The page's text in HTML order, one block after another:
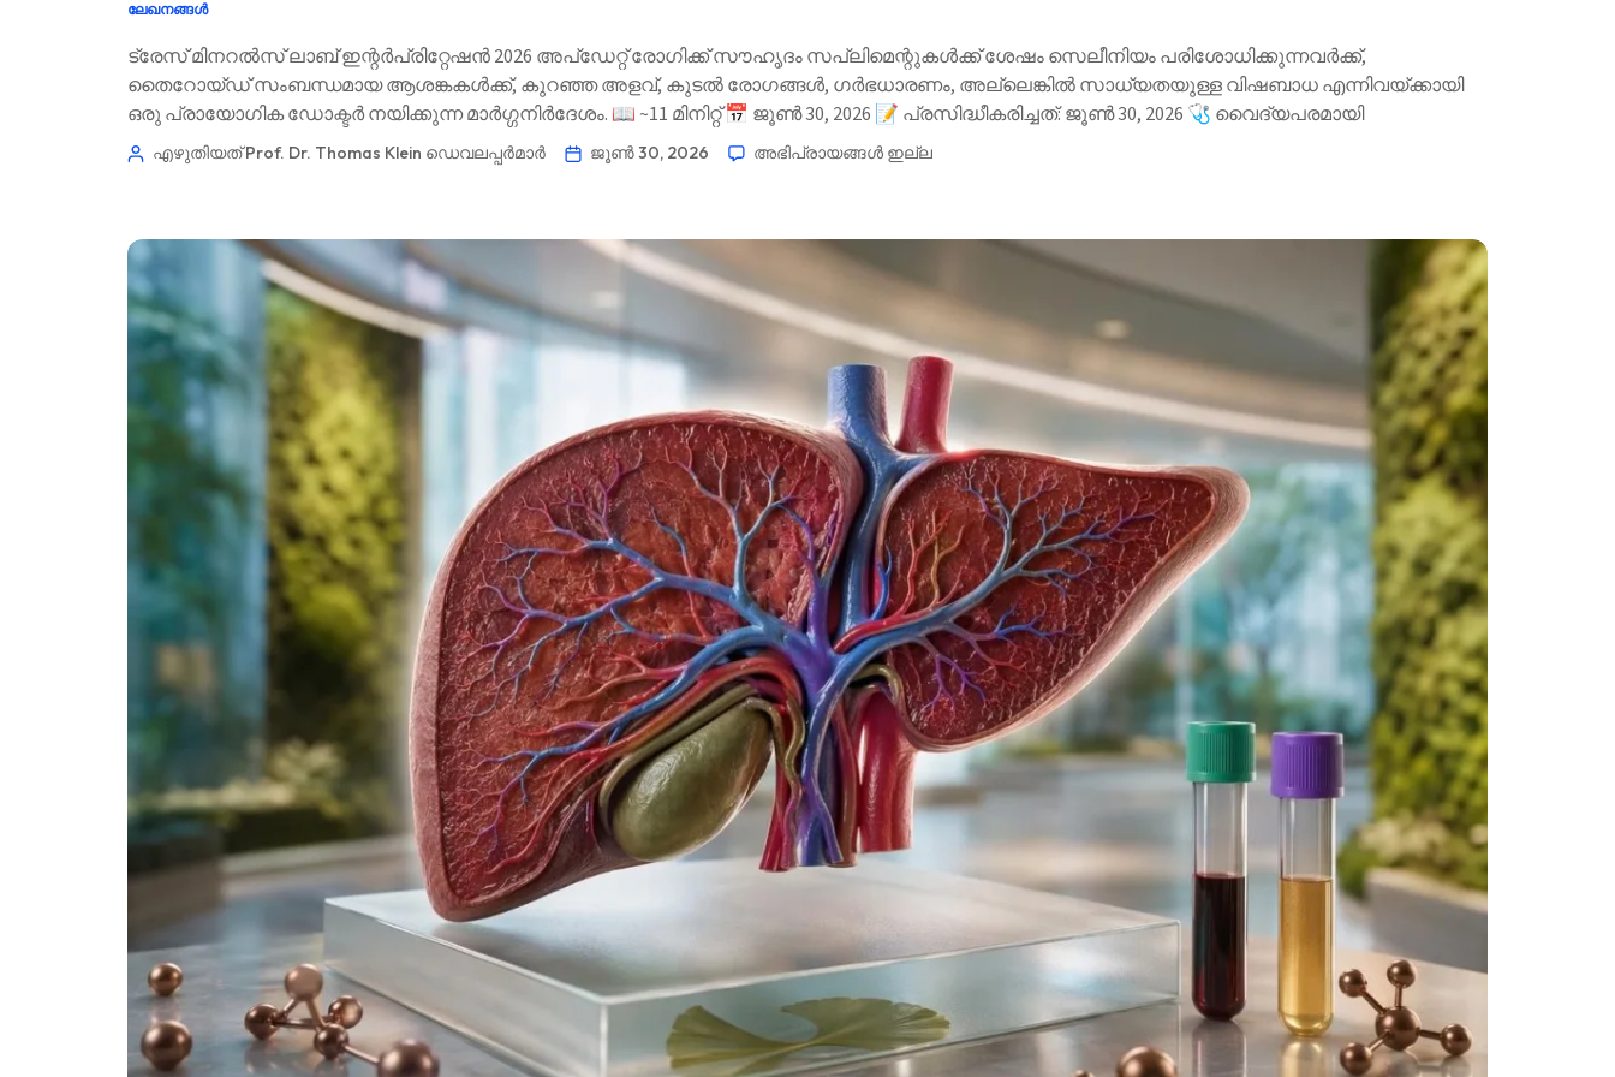
ലേഖനങ്ങൾ
ട്രേസ് മിനറൽസ് ലാബ് ഇന്റർപ്രിറ്റേഷൻ 2026 അപ്‌ഡേറ്റ് രോഗിക്ക് സൗഹൃദം സപ്ലിമെന്റുകൾക്ക് ശേഷം സെലീനിയം പരിശോധിക്കുന്നവർക്ക്,
തൈറോയ്ഡ് സംബന്ധമായ ആശങ്കകൾക്ക്, കുറഞ്ഞ അളവ്, കുടൽ രോഗങ്ങൾ, ഗർഭധാരണം, അല്ലെങ്കിൽ സാധ്യതയുള്ള വിഷബാധ എന്നിവയ്ക്കായി
ഒരു പ്രായോഗിക ഡോക്ടർ നയിക്കുന്ന മാർഗ്ഗനിർദേശം. 📖 ~11 മിനിറ്റ് 📅 ജൂൺ 30, 2026 📝 പ്രസിദ്ധീകരിച്ചത്: ജൂൺ 30, 2026 🩺 വൈദ്യപരമായി
അവലോകനം ചെയ്തത്: ജൂൺ 30, 2026 ✅ തെളിവ് അടിസ്ഥാനമാക്കിയുള്ളത് ഈ ഗൈഡ് എഴുതിയത് […] എന്നരുടെ നേതൃത്വത്തിൽ ആണ്
എഴുതിയത് Prof. Dr. Thomas Klein ഡെവലപ്പർമാർ ജൂൺ 30, 2026 അഭിപ്രായങ്ങൾ ഇല്ല
Čeština
ქართული
Русский
Lietuvių kalba
Polski
한국어
Slovenščina
Magyar
বাংলা
اردو
मराठी
ગુજરાતી
ಕನ್ನಡ
Bahasa Melayu
Tiếng Việt
Tagalog
ဗမာစာ
Українська
O‘zbekcha
Català